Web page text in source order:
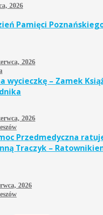
2026
Pamięci
2026
wycieczkę – Zamek
2026
Przedmedyczna
Traczyk –
2026